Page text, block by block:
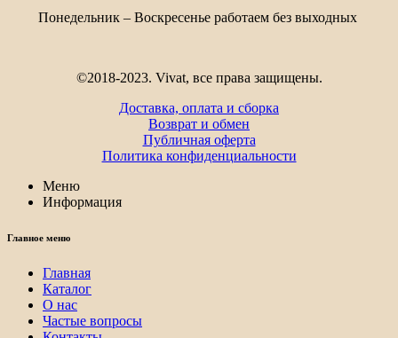
Понедельник – Воскресенье работаем без выходных
©2018-2023. Vivat, все права защищены.
Доставка, оплата и сборка
Возврат и обмен
Публичная оферта
Политика конфиденциальности
Меню
Информация
Главное меню
Главная
Каталог
О нас
Частые вопросы